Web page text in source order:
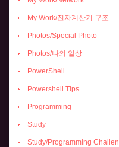
My Work/전자계산기 구조
Photos/Special Photo
Photos/나의 일상
PowerShell
Powershell Tips
Programming
Study
Study/Programming